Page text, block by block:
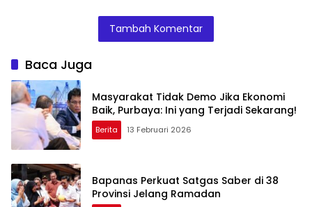
Dialihkan ke
Prioritas
Mendesak
Doris Sylvanus
Investigasi
Tambah Komentar
Baca Juga
Masyarakat Tidak Demo Jika Ekonomi
Baik, Purbaya: Ini yang Terjadi Sekarang!
Berita 13 Februari 2026
Bapanas Perkuat Satgas Saber di 38
Provinsi Jelang Ramadan